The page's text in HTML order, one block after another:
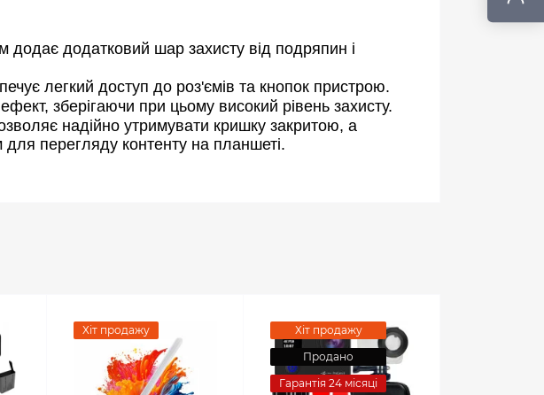
додає додатковий шар захисту від подряпин і
легкий доступ до роз'ємів та кнопок пристрою.
зберігаючи при цьому високий рівень захисту.
надійно утримувати кришку закритою, а
для перегляду контенту на планшеті.
Хіт продажу
Хіт продажу
Продано
Гарантія 24 місяці